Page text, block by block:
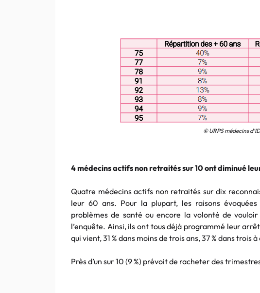
© URPS médecins
4 médecins actifs non retraités sur 10 ont diminué
Quatre médecins actifs non retraités sur dix
leur 60 ans. Pour la plupart, les raisons
problèmes de santé ou encore la volonté de
l’enquête. Ainsi, ils ont tous déjà programmé leur arrêt
qui vient, 31 % dans moins de trois ans, 37 % dans trois
Près d’un sur 10 (9 %) prévoit de racheter des